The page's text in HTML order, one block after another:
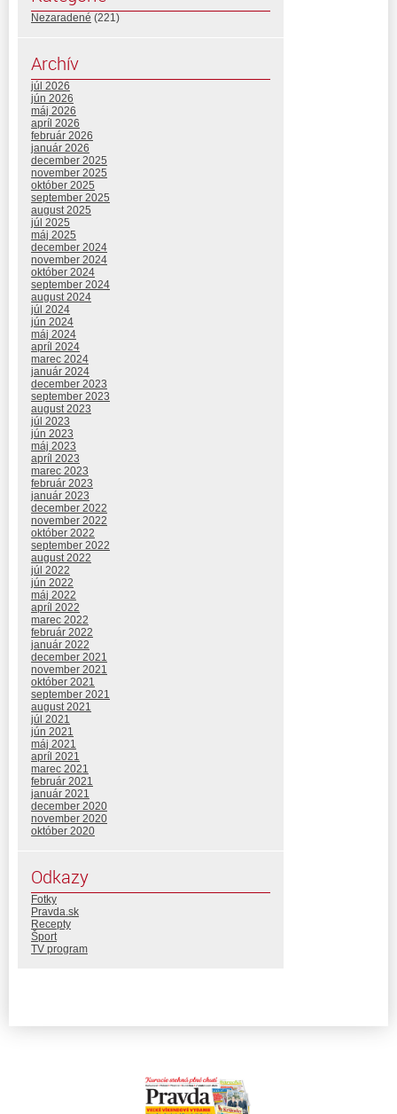
Nezaradené (221)
Archív
júl 2026
jún 2026
máj 2026
apríl 2026
február 2026
január 2026
december 2025
november 2025
október 2025
september 2025
august 2025
júl 2025
máj 2025
december 2024
november 2024
október 2024
september 2024
august 2024
júl 2024
jún 2024
máj 2024
apríl 2024
marec 2024
január 2024
december 2023
september 2023
august 2023
júl 2023
jún 2023
máj 2023
apríl 2023
marec 2023
február 2023
január 2023
december 2022
november 2022
október 2022
september 2022
august 2022
júl 2022
jún 2022
máj 2022
apríl 2022
marec 2022
február 2022
január 2022
december 2021
november 2021
október 2021
september 2021
august 2021
júl 2021
jún 2021
máj 2021
apríl 2021
marec 2021
február 2021
január 2021
december 2020
november 2020
október 2020
Odkazy
Fotky
Pravda.sk
Recepty
Šport
TV program